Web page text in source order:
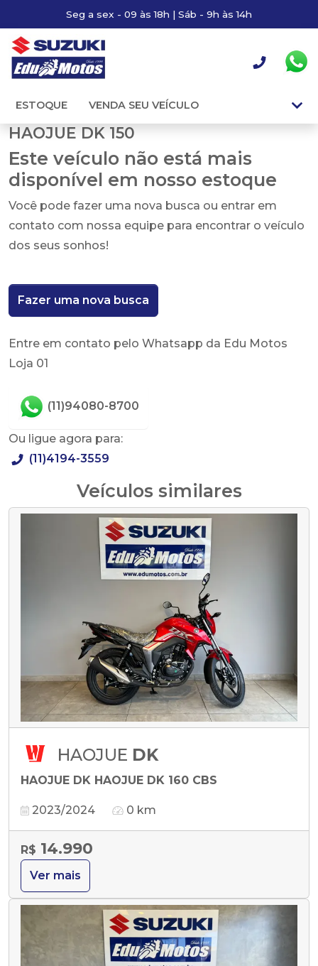
Seg a sex - 09 às 18h | Sáb - 9h às 14h
ESTOQUE VENDA SEU VEÍCULO
HAOJUE DK 150
Este veículo não está mais
disponível em nosso estoque
Você pode fazer uma nova busca ou entrar em
contato com nossa equipe para encontrar o veículo
dos seus sonhos!
Fazer uma nova busca
Entre em contato pelo Whatsapp da Edu Motos
Loja 01
(11)94080-8700
Ou ligue agora para:
(11)4194-3559
Veículos similares
HAOJUE DK
HAOJUE DK HAOJUE DK 160 CBS
2023/2024 0 km
R$ 14.990
Ver mais